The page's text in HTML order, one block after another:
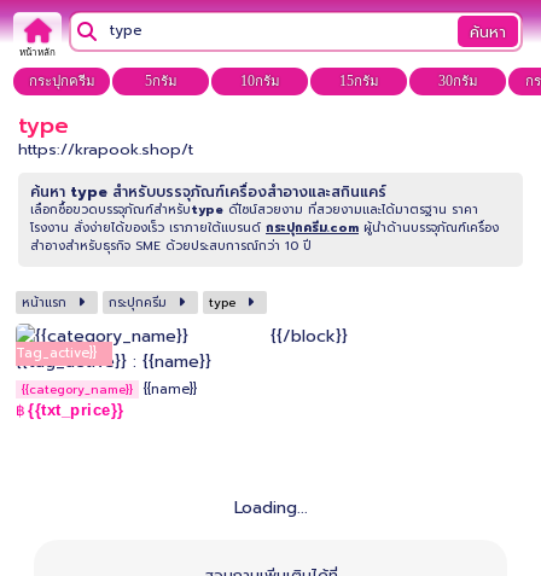
หน้าหลัก
ค้นหา
กระปุกครีม 5กรัม 10กรัม 15กรัม 30กรัม ก
type
https://krapook.shop/t
ค้นหา type สำหรับบรรจุภัณฑ์เครื่องสำอางและสกินแคร์
เลือกซื้อขวดบรรจุภัณฑ์สำหรับtype ดีไซน์สวยงาม ที่สวยงามและได้มาตรฐาน ราคา
โรงงาน สั่งง่ายได้ของเร็ว เราภายใต้แบรนด์ กระปุกครีม.com ผู้นำด้านบรรจุภัณฑ์เครื่อง
สำอางสำหรับธุรกิจ SME ด้วยประสบการณ์กว่า 10 ปี
หน้าแรก กระปุกครีม type
{{tag_active}}
{{category_name}} {{name}}
฿ {{txt_price}}
{{/block}}
Loading...